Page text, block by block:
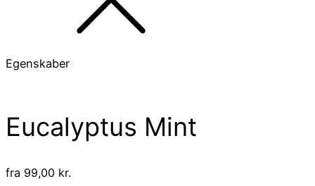
Egenskaber
Eucalyptus Mint
fra 99,00 kr.